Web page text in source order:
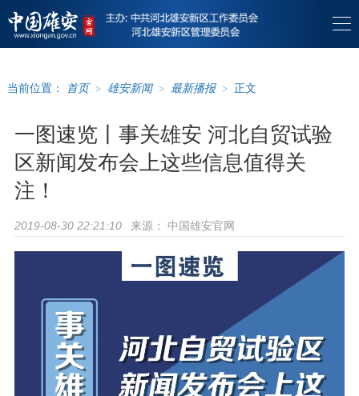
当前位置： 首页 > 雄安新闻 > 最新播报 > 正文
一图速览丨事关雄安 河北自贸试验
区新闻发布会上这些信息值得关
注！
2019-08-30 22:21:10 来源： 中国雄安官网